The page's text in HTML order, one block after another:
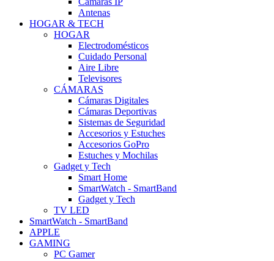
Antenas
HOGAR & TECH
HOGAR
Electrodomésticos
Cuidado Personal
Aire Libre
Televisores
CÁMARAS
Cámaras Digitales
Cámaras Deportivas
Sistemas de Seguridad
Accesorios y Estuches
Accesorios GoPro
Estuches y Mochilas
Gadget y Tech
Smart Home
SmartWatch - SmartBand
Gadget y Tech
TV LED
SmartWatch - SmartBand
APPLE
GAMING
PC Gamer